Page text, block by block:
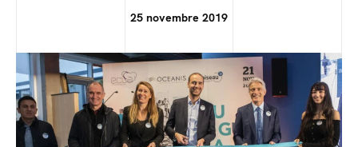
25 novembre 2019